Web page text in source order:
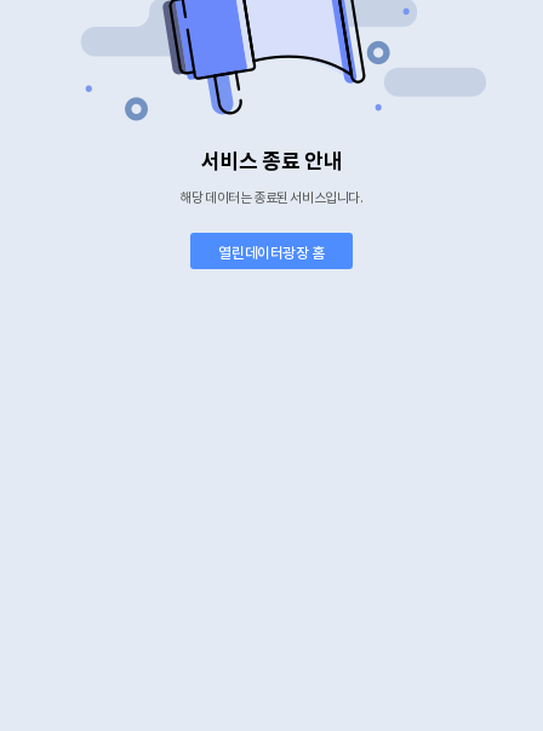
서비스 종료 안내
해당 데이터는 종료된 서비스입니다.
열린데이터광장 홈